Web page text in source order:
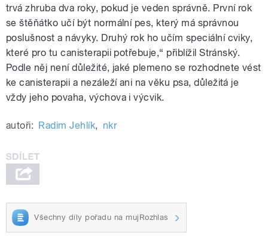
trvá zhruba dva roky, pokud je veden správně. První rok
se štěňátko učí být normální pes, který má správnou
poslušnost a návyky. Druhý rok ho učím speciální cviky,
které pro tu canisterapii potřebuje,“ přiblížil Stránský.
Podle něj není důležité, jaké plemeno se rozhodnete vést
ke canisterapii a nezáleží ani na věku psa, důležitá je
vždy jeho povaha, výchova i výcvik.
autoři: Radim Jehlík, nkr
Všechny díly pořadu na mujRozhlas